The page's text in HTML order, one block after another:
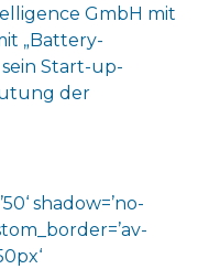
GmbH mit
„Battery-
sein Start-up-
der
shadow=’no-